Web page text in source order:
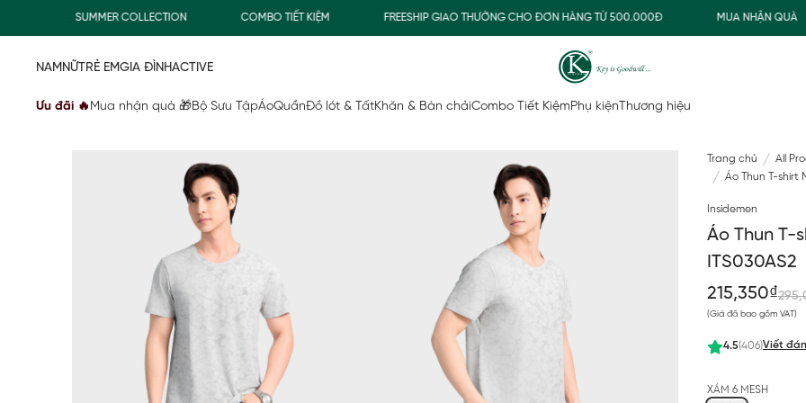
SUMMER COLLECTION COMBO TIẾT KIỆM FREESHIP GIAO THƯỜNG CHO ĐƠN HÀNG TỪ 500.000Đ MUA NHẬN QUÀ
NAMNỮTRẺ EMGIA ĐÌNHACTIVE
Ưu đãi 🔥 Mua nhận quà 🎁Bộ Sưu TậpÁoQuầnĐồ lót & TấtKhăn & Bàn chảiCombo Tiết KiệmPhụ kiện Thương hiệu
Trang chủ
All
Áo Thun T-shirt
Insidemen
Áo Thun T-
ITS030AS2
215,350₫
(Giá đã bao gồm VAT)
4.5(406)Viết
XÁM 6 MESH